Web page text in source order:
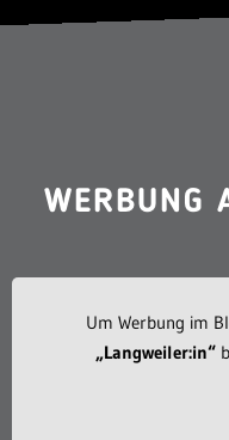
WERBUNG
Um Werbung im
„Langweiler:in“